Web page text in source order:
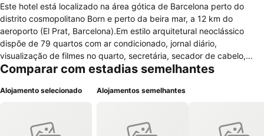
Este hotel está localizado na área gótica de Barcelona perto do
distrito cosmopolitano Born e perto da beira mar, a 12 km do
aeroporto (El Prat, Barcelona).Em estilo arquitetural neoclássico
dispõe de 79 quartos com ar condicionado, jornal diário,
visualização de filmes no quarto, secretária, secador de cabelo,
telefone, acesso a internet e tábua de engomar em cada um dos
por elevador.O hotel dispõe ainda de serviço de restaurante, bar,
Eulália ou o Museu Picasso.
Comparar com estadias semelhantes
Alojamento selecionado Alojamentos semelhantes